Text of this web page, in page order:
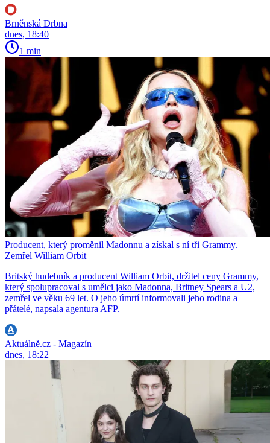
Brněnská Drbna
dnes, 18:40
1 min
Producent, který proměnil Madonnu a získal s ní tři Grammy.
Zemřel William Orbit
Britský hudebník a producent William Orbit, držitel ceny Grammy,
který spolupracoval s umělci jako Madonna, Britney Spears a U2,
zemřel ve věku 69 let. O jeho úmrtí informovali jeho rodina a
přátelé, napsala agentura AFP.
Aktuálně.cz - Magazín
dnes, 18:22